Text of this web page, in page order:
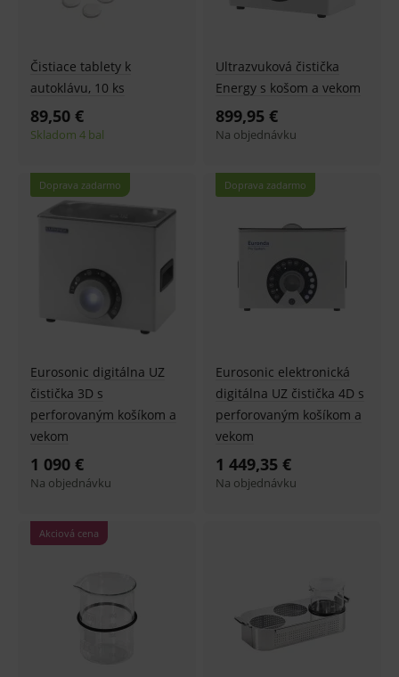
Čistiace tablety k
autoklávu, 10 ks
89,50 €
Skladom 4 bal
Ultrazvuková čistička
Energy s košom a vekom
899,95 €
Na objednávku
Doprava zadarmo
Eurosonic digitálna UZ
čistička 3D s
perforovaným košíkom a
vekom
1 090 €
Na objednávku
Doprava zadarmo
Eurosonic elektronická
digitálna UZ čistička 4D s
perforovaným košíkom a
vekom
1 449,35 €
Na objednávku
Akciová cena